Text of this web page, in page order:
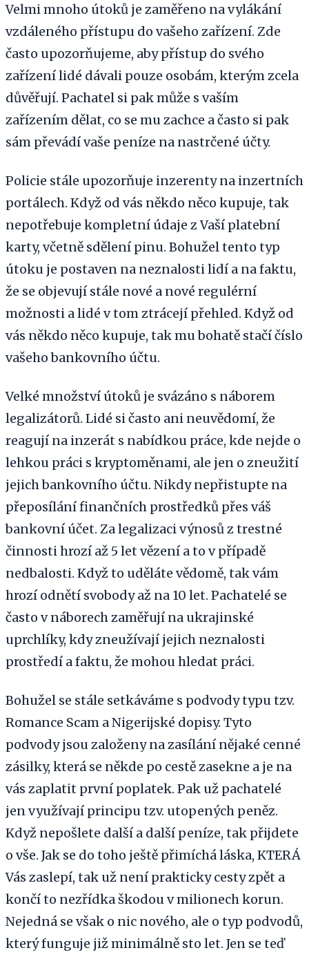
Velmi mnoho útoků je zaměřeno na vylákání
vzdáleného přístupu do vašeho zařízení. Zde
často upozorňujeme, aby přístup do svého
zařízení lidé dávali pouze osobám, kterým zcela
důvěřují. Pachatel si pak může s vaším
zařízením dělat, co se mu zachce a často si pak
sám převádí vaše peníze na nastrčené účty.
Policie stále upozorňuje inzerenty na inzertních
portálech. Když od vás někdo něco kupuje, tak
nepotřebuje kompletní údaje z Vaší platební
karty, včetně sdělení pinu. Bohužel tento typ
útoku je postaven na neznalosti lidí a na faktu,
že se objevují stále nové a nové regulérní
možnosti a lidé v tom ztrácejí přehled. Když od
vás někdo něco kupuje, tak mu bohatě stačí číslo
vašeho bankovního účtu.
Velké množství útoků je svázáno s náborem
legalizátorů. Lidé si často ani neuvědomí, že
reagují na inzerát s nabídkou práce, kde nejde o
lehkou práci s kryptoměnami, ale jen o zneužití
jejich bankovního účtu. Nikdy nepřistupte na
přeposílání finančních prostředků přes váš
bankovní účet. Za legalizaci výnosů z trestné
činnosti hrozí až 5 let vězení a to v případě
nedbalosti. Když to uděláte vědomě, tak vám
hrozí odnětí svobody až na 10 let. Pachatelé se
často v náborech zaměřují na ukrajinské
uprchlíky, kdy zneužívají jejich neznalosti
prostředí a faktu, že mohou hledat práci.
Bohužel se stále setkáváme s podvody typu tzv.
Romance Scam a Nigerijské dopisy. Tyto
podvody jsou založeny na zasílání nějaké cenné
zásilky, která se někde po cestě zasekne a je na
vás zaplatit první poplatek. Pak už pachatelé
jen využívají principu tzv. utopených peněz.
Když nepošlete další a další peníze, tak přijdete
o vše. Jak se do toho ještě přimíchá láska, KTERÁ
Vás zaslepí, tak už není prakticky cesty zpět a
končí to nezřídka škodou v milionech korun.
Nejedná se však o nic nového, ale o typ podvodů,
který funguje již minimálně sto let. Jen se teď